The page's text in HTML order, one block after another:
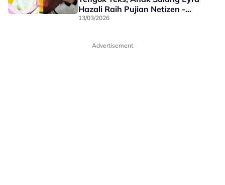
Hazali Raih Pujian Netizen -
“Wah Pandai Bakal Menantu
13/03/2026
Advertisement